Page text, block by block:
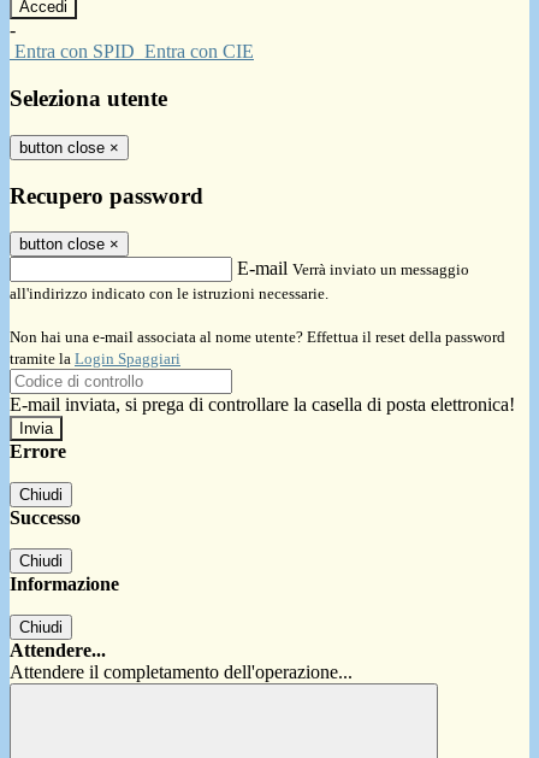
-
Entra con SPID Entra con CIE
Seleziona utente
button close ×
Recupero password
button close ×
E-mail Verrà inviato un messaggio
all'indirizzo indicato con le istruzioni necessarie.
Non hai una e-mail associata al nome utente? Effettua il reset della password
tramite la Login Spaggiari
E-mail inviata, si prega di controllare la casella di posta elettronica!
Errore
Chiudi
Successo
Chiudi
Informazione
Chiudi
Attendere...
Attendere il completamento dell'operazione...